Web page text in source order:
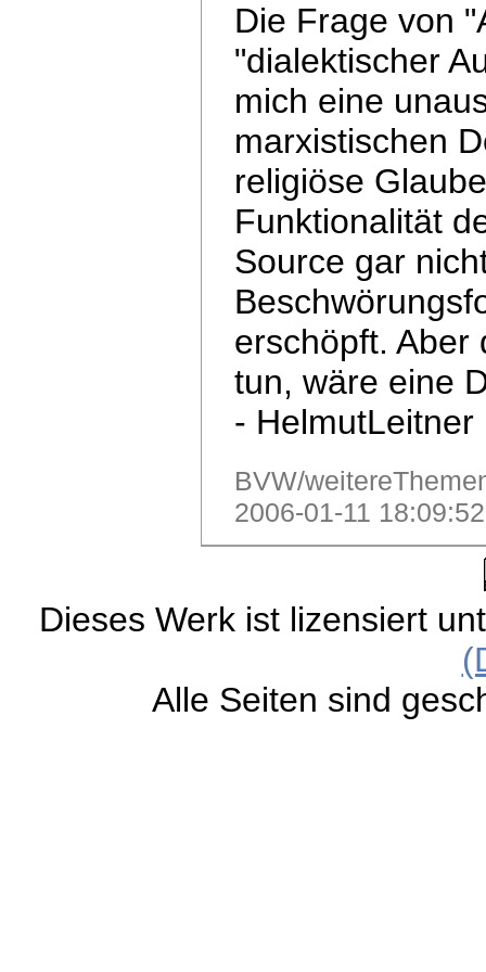
Die Frage von
"dialektischer
mich eine
marxistischen
religiöse
Funktionalität
Source gar
erschöpft. Aber
tun, wäre eine
- HelmutLeitner
BVW/
2006-01-11
Dieses Werk ist lizensiert
Alle Seiten sind